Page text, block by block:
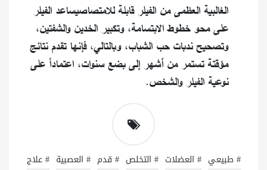
الغالبية العظمى من الفيلر قابلة للامتصاصيساعد الفيلر
على محو خطوط الابتسامة، وتكبير الخدين والشفتين،
وتصحيح ندبات حب الشباب، وبالتالي، فإنها تقدم نتائج
مؤقتة تستمر من أشهر إلى بضع سنوات، اعتماداً على
نوعية الفيلر والشخص.
# طبيعي # العضلات # التخلص # قدم # العصبية # علاج